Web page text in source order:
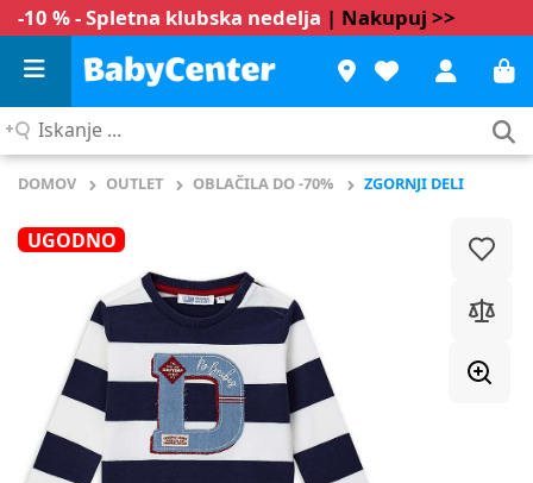
-10 % - Spletna klubska nedelja | Nakupuj >>
Iskanje
DOMOV OUTLET OBLAČILA DO -70% ZGORNJI DELI
UGODNO